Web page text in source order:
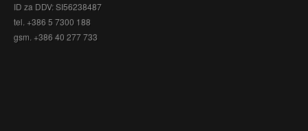
ID za DDV: SI56238487
tel. +386 5 7300 188
gsm. +386 40 277 733